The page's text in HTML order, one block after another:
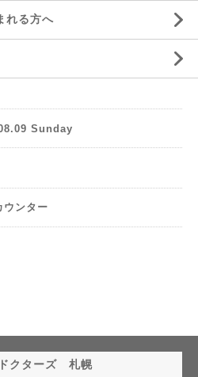
れる方へ
Sunday
ウンター
クターズ 札幌